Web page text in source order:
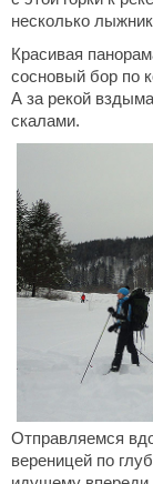
несколько
Красивая
сосновый бор по
А за рекой
скалами.
Отправляемся
вереницей по